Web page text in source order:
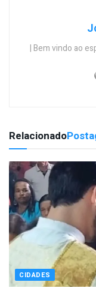
| Bem vindo ao
Relacionado
CIDADES